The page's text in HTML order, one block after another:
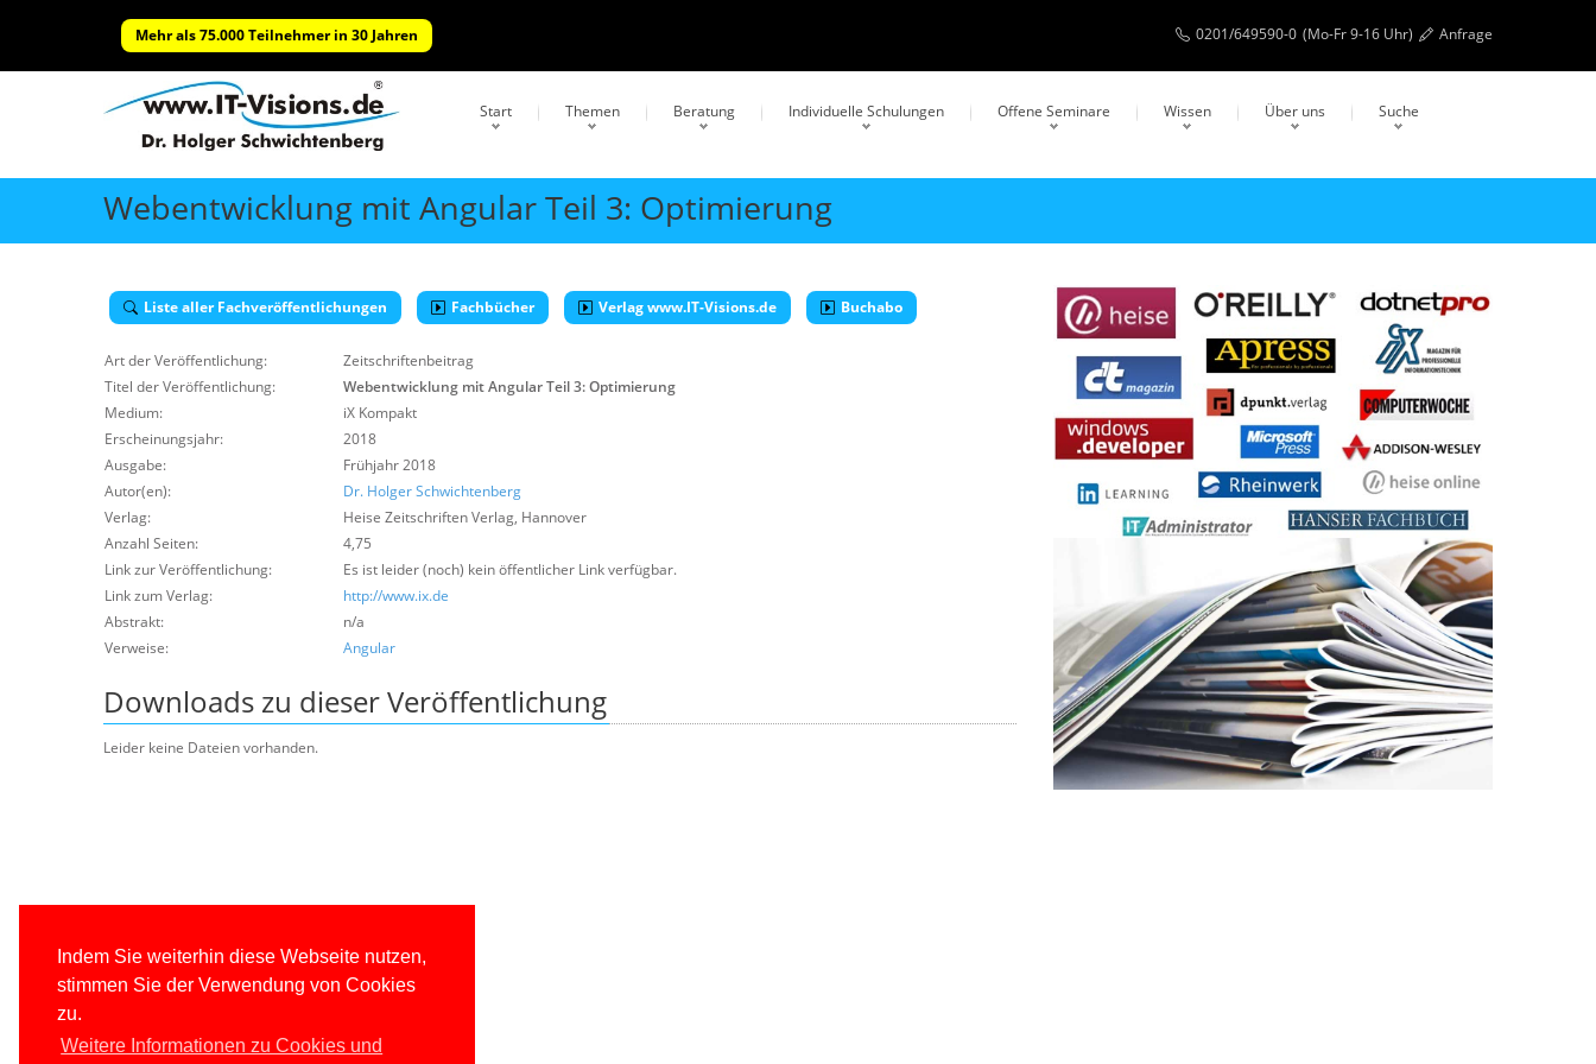
Indem Sie weiterhin diese Webseite nutzen,
stimmen Sie der Verwendung von Cookies
zu.
Weitere Informationen zu Cookies und
Mehr als 75.000 Teilnehmer in 30 Jahren 0201/649590-0 (Mo-Fr 9-16 Uhr) Anfrage
Start Themen Beratung Individuelle Schulungen Offene Seminare Wissen Über uns Suche
Webentwicklung mit Angular Teil 3: Optimierung
Liste aller Fachveröffentlichungen Fachbücher Verlag www.IT-Visions.de Buchabo
Art der Veröffentlichung:
Zeitschriftenbeitrag
Titel der Veröffentlichung:
Webentwicklung mit Angular Teil 3: Optimierung
Medium:
iX Kompakt
Erscheinungsjahr:
2018
Ausgabe:
Frühjahr 2018
Autor(en):
Dr. Holger Schwichtenberg
Verlag:
Heise Zeitschriften Verlag, Hannover
Anzahl Seiten:
4,75
Link zur Veröffentlichung:
Es ist leider (noch) kein öffentlicher Link verfügbar.
Link zum Verlag:
http://www.ix.de
Abstrakt:
n/a
Verweise:
Angular
Downloads zu dieser Veröffentlichung
Leider keine Dateien vorhanden.